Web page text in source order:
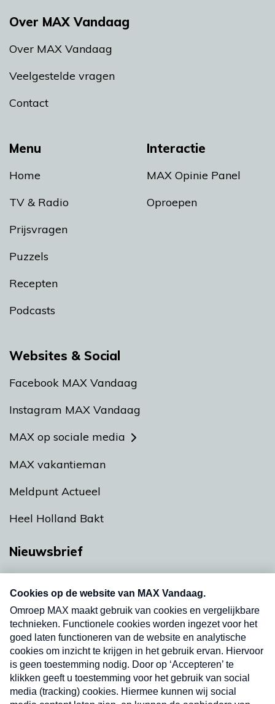
Menu
Home
TV & Radio
Prijsvragen
Puzzels
Recepten
Podcasts
Interactie
MAX Opinie Panel
Oproepen
Over MAX Vandaag
Over MAX Vandaag
Veelgestelde vragen
Contact
Websites & Social
Facebook MAX Vandaag
Instagram MAX Vandaag
MAX op sociale media
MAX vakantieman
Meldpunt Actueel
Heel Holland Bakt
Nieuwsbrief
nieuwsbrief. Elke vrijdag- en dinsdagochtend in
uw mailbox.
Verzend